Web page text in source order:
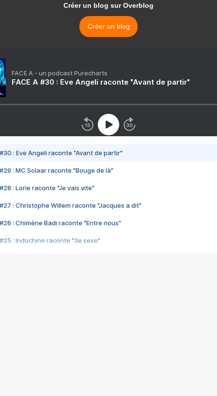
Créer un blog sur Overblog
Créer un blog
FACE A - un podcast Purecharts
FACE A #30 : Eve Angeli raconte "Avant de partir"
#30 : Eve Angeli raconte "Avant de partir"
#29 : MC Solaar raconte "Bouge de là"
#28 : Lorie raconte "Je vais vite"
#27 : Christophe Willem raconte "Jacques a dit"
#26 : Chimène Badi raconte "Entre nous"
#25 : Indochine raconte "3e sexe"